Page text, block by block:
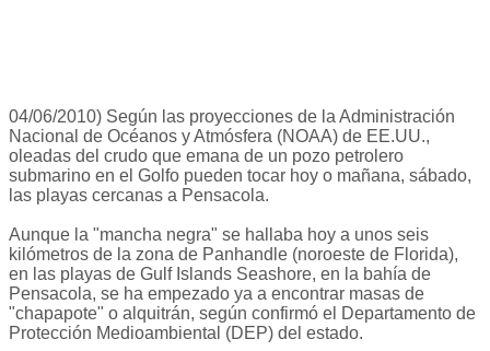
04/06/2010) Según las proyecciones de la Administración
Nacional de Océanos y Atmósfera (NOAA) de EE.UU.,
oleadas del crudo que emana de un pozo petrolero
submarino en el Golfo pueden tocar hoy o mañana, sábado,
las playas cercanas a Pensacola.
Aunque la "mancha negra" se hallaba hoy a unos seis
kilómetros de la zona de Panhandle (noroeste de Florida),
en las playas de Gulf Islands Seashore, en la bahía de
Pensacola, se ha empezado ya a encontrar masas de
"chapapote" o alquitrán, según confirmó el Departamento de
Protección Medioambiental (DEP) del estado.